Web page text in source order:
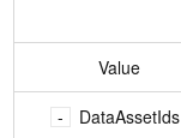
Value
DataAssetIds